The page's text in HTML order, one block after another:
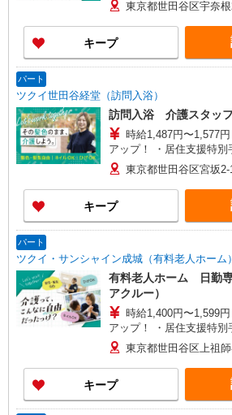
東京都世田谷区宇奈
キープ
パート
ツクイ世田谷経堂（訪問入浴）
訪問入浴 介護スタッフ
時給1,487円〜1,577円 ★土・祝日は時給100円
アップ！ ・居住支援特
給与幅は資格・経験等に
東京都世田谷区宮坂2-
キープ
パート
ツクイ・サンシャイン成城（有料老人ホーム）
有料老人ホーム 日勤
アクルー）
時給1,400円〜1,599円 ★土日祝日は時給100円
アップ！ ・居住支援特
給与幅は資格・経験等に
東京都世田谷区上祖
キープ